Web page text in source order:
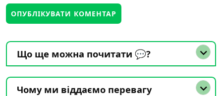
Що ще можна почитати 💬?
Чому ми віддаємо перевагу